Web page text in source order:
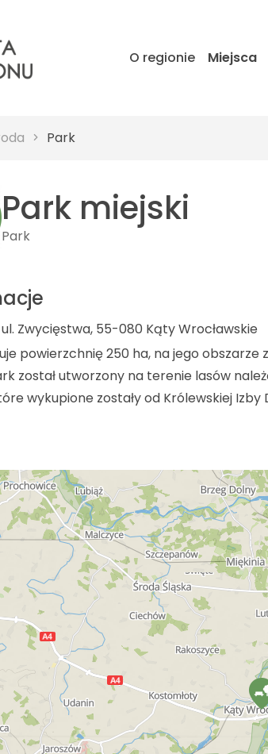
O regionie Miejsca
Park
Park miejski
Park
ul. Zwycięstwa, 55-080 Kąty Wrocławskie
powierzchnię 250 ha, na jego
został utworzony na terenie lasów
wykupione zostały od Królewskiej